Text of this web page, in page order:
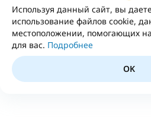
Используя данный сайт, вы
использование файлов cookie,
местоположении, помогающих
для вас. Подробнее
OK